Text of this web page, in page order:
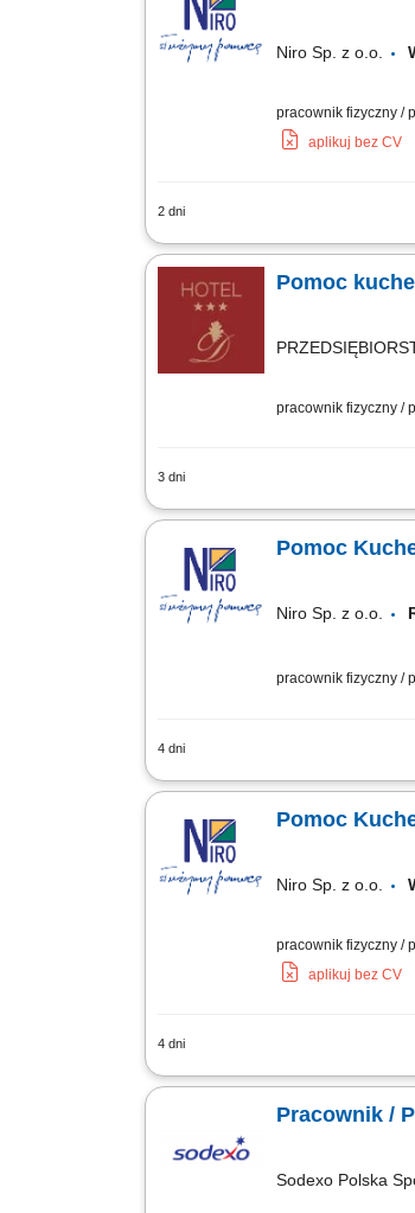
Niro Sp. z o.o.
pracownik fizyczny /
aplikuj bez CV
2 dni
Zakres obowiązków:
Pomoc
pracownik fizyczny /
3 dni
Twój zakres
Pomoc
Niro Sp. z o.o.
pracownik fizyczny /
4 dni
Szukamy pomocy
Pomoc
Niro Sp. z o.o.
pracownik fizyczny /
aplikuj bez CV
4 dni
Aktywne wspieranie
Pracownik /
Sodexo Polska